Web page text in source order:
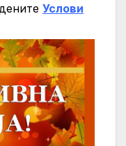
Услови